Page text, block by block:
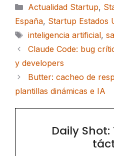
Categorías
Actualidad Startup,
España, Startup Estados
Etiquetas
inteligencia artificial,
Claude Code: bug
y developers
Butter: cacheo de
plantillas dinámicas e IA
Daily